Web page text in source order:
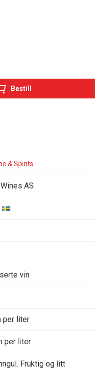
& Spirits
AS
vin
per liter
per liter
Fruktig og litt
Bestill